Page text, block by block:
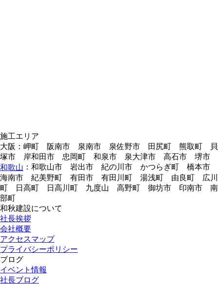
施工エリア
大阪：岬町 阪南市 泉南市 泉佐野市 田尻町 熊取町 貝
塚市 岸和田市 忠岡町 和泉市 泉大津市 高石市 堺市
和歌山 ：和歌山市 岩出市 紀の川市 かつらぎ町 橋本市
海南市 紀美野町 有田市 有田川町 湯浅町 由良町 広川
町 日高町 日高川町 九度山 高野町 御坊市 印南市 南
部町
和秋建設について
社長挨拶
会社概要
アクセスマップ
プライバシーポリシー
ブログ
イベント情報
社長ブログ